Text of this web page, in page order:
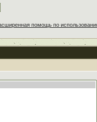
помощь по